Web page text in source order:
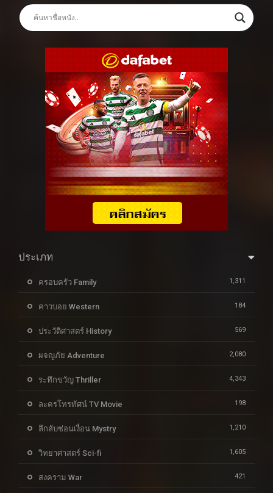
ประเภท
ครอบครัว Family 1,311
คาวบอย Western 184
ประวัติศาสตร์ History 569
ผจญภัย Adventure 2,080
ระทึกขวัญ Thriller 4,343
ละครโทรทัศน์ TV Movie 198
ลึกลับซ่อนเงื่อน Mystry 1,210
วิทยาศาสตร์ Sci-fi 1,605
สงคราม War 421